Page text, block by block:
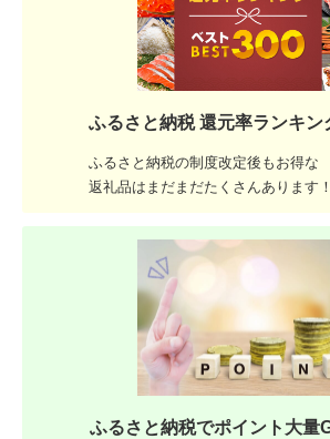
ふるさと納税 還元率ランキン
ふるさと納税の制度改定後もお得な
返礼品はまだまだたくさんあります！
ふるさと納税でポイント大量